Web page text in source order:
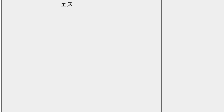
ェス